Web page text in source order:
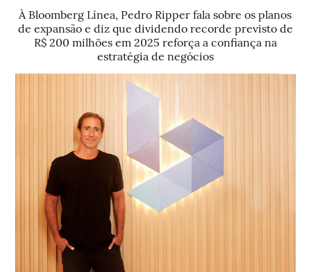
À Bloomberg Línea, Pedro Ripper fala sobre os planos
de expansão e diz que dividendo recorde previsto de
R$ 200 milhões em 2025 reforça a confiança na
estratégia de negócios